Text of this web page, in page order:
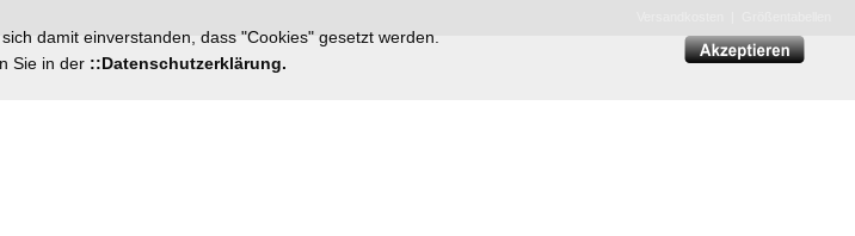
damit einverstanden, dass "Cookies" gesetzt werden.
Sie in der ::Datenschutzerklärung.